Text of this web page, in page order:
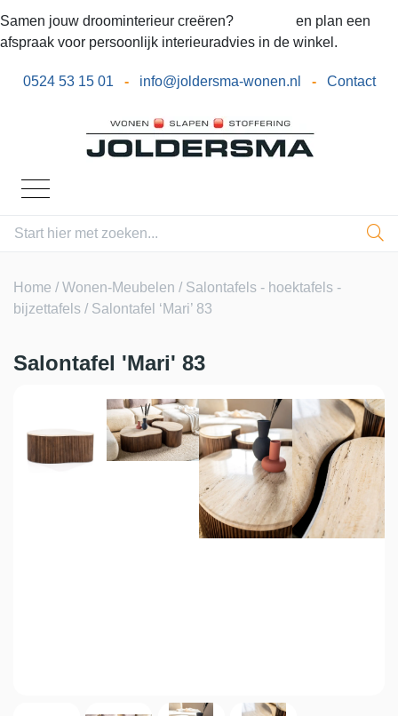
Samen jouw droominterieur creëren?
en plan een
afspraak voor persoonlijk interieuradvies in de winkel.
0524 53 15 01 - info@joldersma-wonen.nl - Contact
Home /Wonen-Meubelen / Salontafels - hoektafels -
bijzettafels / Salontafel ‘Mari’ 83
Salontafel 'Mari' 83